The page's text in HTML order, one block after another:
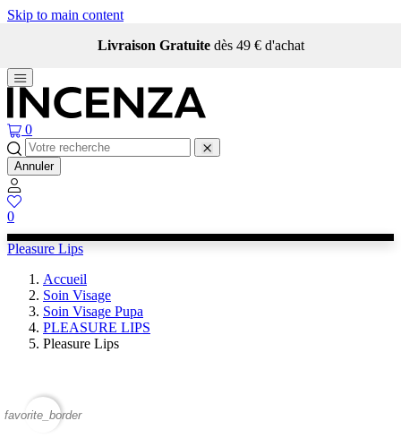
Skip to main content
Livraison Gratuite dès 49 € d'achat
0
Annuler
0
Pleasure Lips
Accueil
Soin Visage
Soin Visage Pupa
PLEASURE LIPS
Pleasure Lips
favorite_border